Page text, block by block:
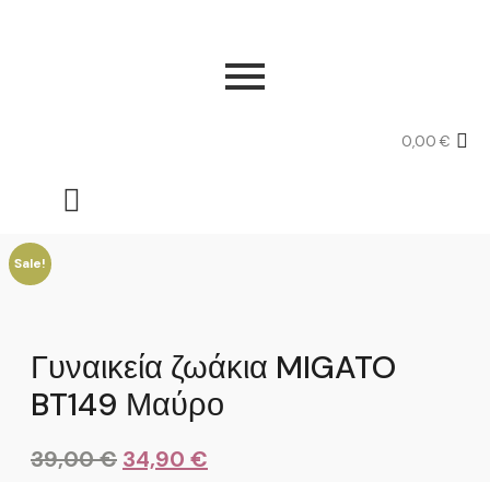
0,00€
Sale!
Γυναικεία ζωάκια MIGATO
BT149 Μαύρο
39,00€ 34,90 €